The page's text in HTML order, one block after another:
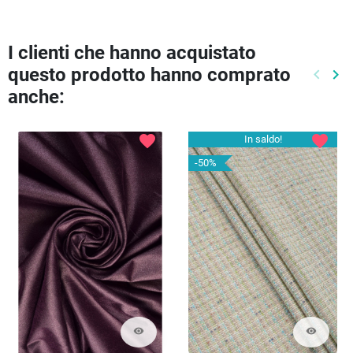
I clienti che hanno acquistato
questo prodotto hanno comprato
anche:
keyboard_arrow_left keyboard_arrow_right
visibility
favorite
In saldo!
-50%
visibility
favorite